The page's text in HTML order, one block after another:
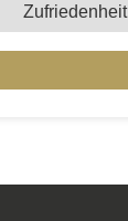
Zufriedenheit